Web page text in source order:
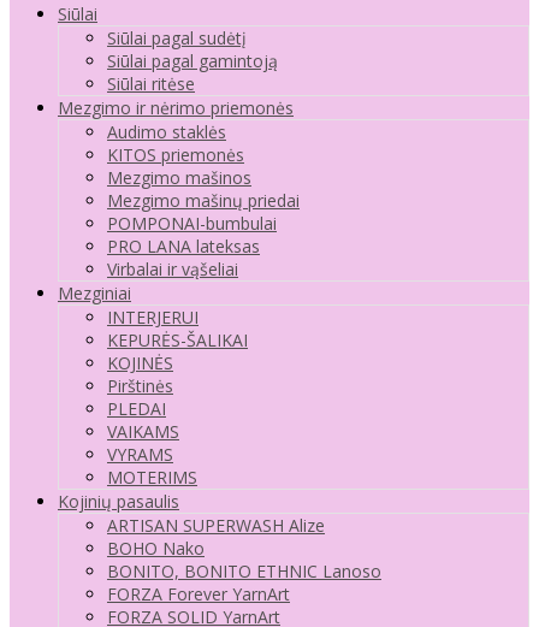
Siūlai
Siūlai pagal sudėtį
Siūlai pagal gamintoją
Siūlai ritėse
Mezgimo ir nėrimo priemonės
Audimo staklės
KITOS priemonės
Mezgimo mašinos
Mezgimo mašinų priedai
POMPONAI-bumbulai
PRO LANA lateksas
Virbalai ir vąšeliai
Mezginiai
INTERJERUI
KEPURĖS-ŠALIKAI
KOJINĖS
Pirštinės
PLEDAI
VAIKAMS
VYRAMS
MOTERIMS
Kojinių pasaulis
ARTISAN SUPERWASH Alize
BOHO Nako
BONITO, BONITO ETHNIC Lanoso
FORZA Forever YarnArt
FORZA SOLID YarnArt